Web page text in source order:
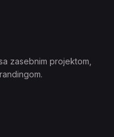
zasebnim projektom,